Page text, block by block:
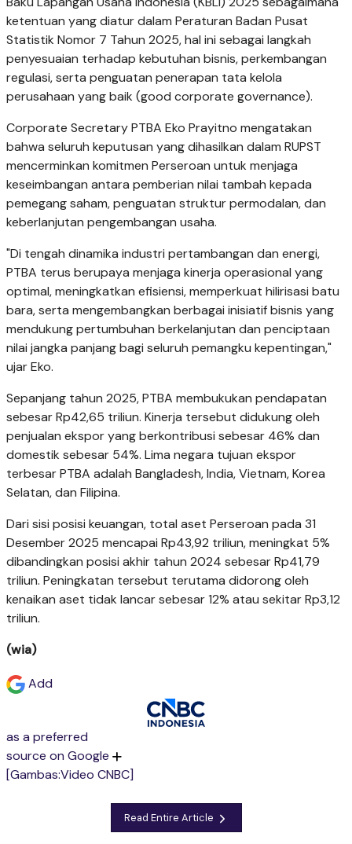
ketentuan yang diatur dalam Peraturan Badan Pusat
Statistik Nomor 7 Tahun 2025, hal ini sebagai langkah
penyesuaian terhadap kebutuhan bisnis, perkembangan
regulasi, serta penguatan penerapan tata kelola
perusahaan yang baik (good corporate governance).
Corporate Secretary PTBA Eko Prayitno mengatakan
bahwa seluruh keputusan yang dihasilkan dalam RUPST
mencerminkan komitmen Perseroan untuk menjaga
keseimbangan antara pemberian nilai tambah kepada
pemegang saham, penguatan struktur permodalan, dan
keberlanjutan pengembangan usaha.
"Di tengah dinamika industri pertambangan dan energi,
PTBA terus berupaya menjaga kinerja operasional yang
optimal, meningkatkan efisiensi, memperkuat hilirisasi batu
bara, serta mengembangkan berbagai inisiatif bisnis yang
mendukung pertumbuhan berkelanjutan dan penciptaan
nilai jangka panjang bagi seluruh pemangku kepentingan,"
ujar Eko.
Sepanjang tahun 2025, PTBA membukukan pendapatan
sebesar Rp42,65 triliun. Kinerja tersebut didukung oleh
penjualan ekspor yang berkontribusi sebesar 46% dan
domestik sebesar 54%. Lima negara tujuan ekspor
terbesar PTBA adalah Bangladesh, India, Vietnam, Korea
Selatan, dan Filipina.
Dari sisi posisi keuangan, total aset Perseroan pada 31
Desember 2025 mencapai Rp43,92 triliun, meningkat 5%
dibandingkan posisi akhir tahun 2024 sebesar Rp41,79
triliun. Peningkatan tersebut terutama didorong oleh
kenaikan aset tidak lancar sebesar 12% atau sekitar Rp3,12
triliun.
(wia)
Add
as a preferred
source on Google
[Gambas:Video CNBC]
Read Entire Article